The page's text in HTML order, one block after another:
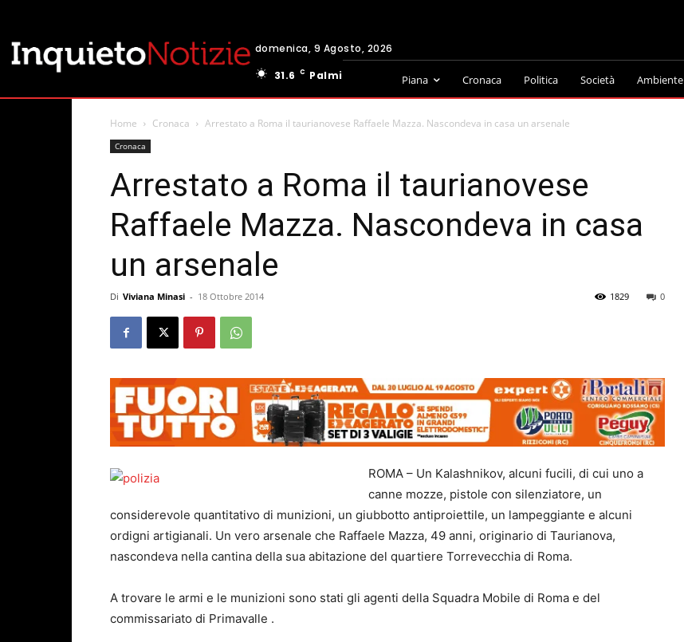
domenica, 9 Agosto, 2026
31.6
C Palmi Piana Cronaca Politica Società Ambiente
Home Cronaca Arrestato a Roma il taurianovese Raffaele Mazza. Nascondeva in casa un arsenale
Cronaca
Arrestato a Roma il taurianovese
Raffaele Mazza. Nascondeva in casa
un arsenale
Di Viviana Minasi - 18 Ottobre 2014 0
1829
ROMA – Un Kalashnikov, alcuni fucili, di cui uno a
canne mozze, pistole con silenziatore, un
considerevole quantitativo di munizioni, un giubbotto antiproiettile, un lampeggiante e alcuni
ordigni artigianali. Un vero arsenale che Raffaele Mazza, 49 anni, originario di Taurianova,
nascondeva nella cantina della sua abitazione del quartiere Torrevecchia di Roma.
A trovare le armi e le munizioni sono stati gli agenti della Squadra Mobile di Roma e del
commissariato di Primavalle .